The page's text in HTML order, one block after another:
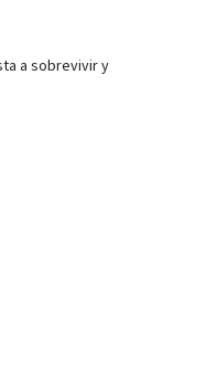
a sobrevivir y